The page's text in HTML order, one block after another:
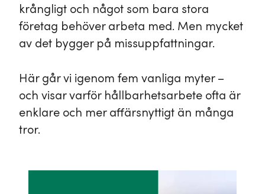
krångligt och något som bara stora
företag behöver arbeta med. Men mycket
av det bygger på missuppfattningar.
Här går vi igenom fem vanliga myter –
och visar varför hållbarhetsarbete ofta är
enklare och mer affärsnyttigt än många
tror.